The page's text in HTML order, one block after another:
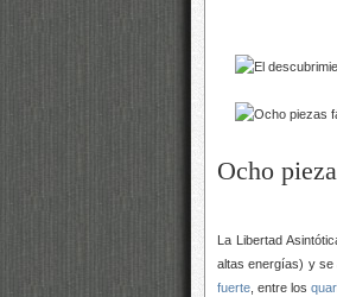
Ocho
La Libertad
altas energías) y se
fuerte , entre los